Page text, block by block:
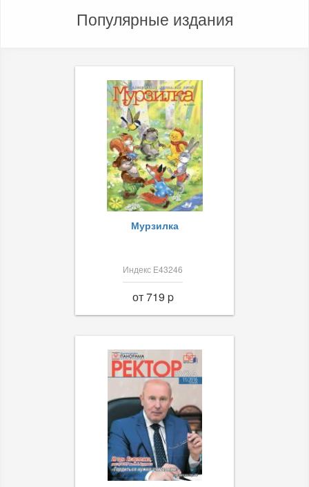
Популярные издания
Мурзилка
Индекс Е43246
от 719 p